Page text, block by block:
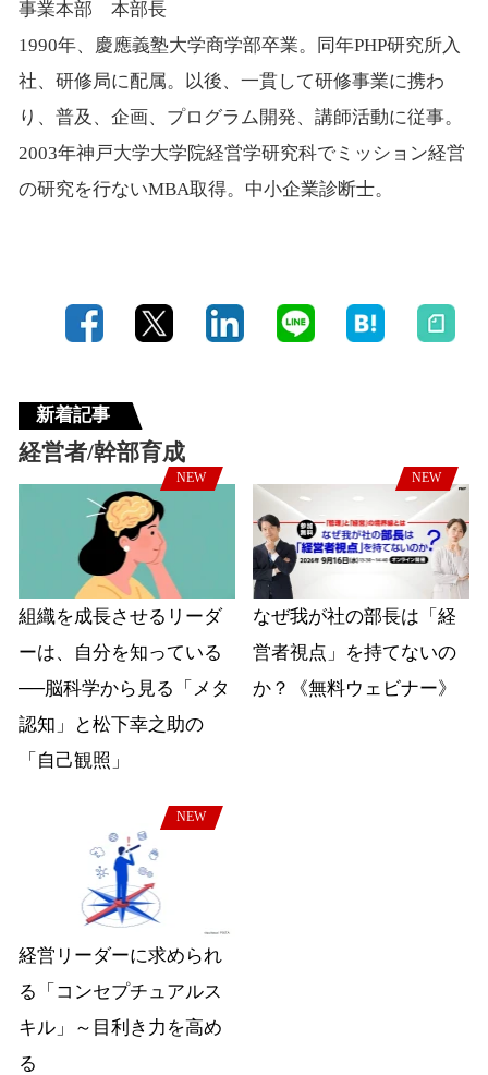
事業本部 本部長
1990年、慶應義塾大学商学部卒業。同年PHP研究所入
社、研修局に配属。以後、一貫して研修事業に携わ
り、普及、企画、プログラム開発、講師活動に従事。
2003年神戸大学大学院経営学研究科でミッション経営
の研究を行ないMBA取得。中小企業診断士。
新着記事
経営者/幹部育成
NEW
組織を成長させるリーダ
ーは、自分を知っている
──脳科学から見る「メタ
認知」と松下幸之助の
「自己観照」
NEW
なぜ我が社の部長は「経
営者視点」を持てないの
か？《無料ウェビナー》
NEW
経営リーダーに求められ
る「コンセプチュアルス
キル」～目利き力を高め
る